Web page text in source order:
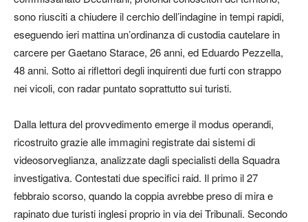
sono riusciti a chiudere il cerchio dell’indagine in tempi rapidi,
eseguendo ieri mattina un’ordinanza di custodia cautelare in
carcere per Gaetano Starace, 26 anni, ed Eduardo Pezzella,
48 anni. Sotto ai riflettori degli inquirenti due furti con strappo
nei vicoli, con radar puntato soprattutto sui turisti.
Dalla lettura del provvedimento emerge il modus operandi,
ricostruito grazie alle immagini registrate dai sistemi di
videosorveglianza, analizzate dagli specialisti della Squadra
investigativa. Contestati due specifici raid. Il primo il 27
febbraio scorso, quando la coppia avrebbe preso di mira e
rapinato due turisti inglesi proprio in via dei Tribunali. Secondo